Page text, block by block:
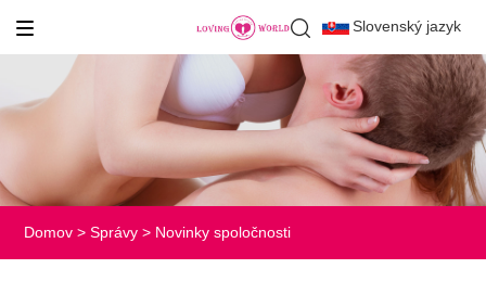
Slovenský jazyk
Domov > Správy > Novinky spoločnosti